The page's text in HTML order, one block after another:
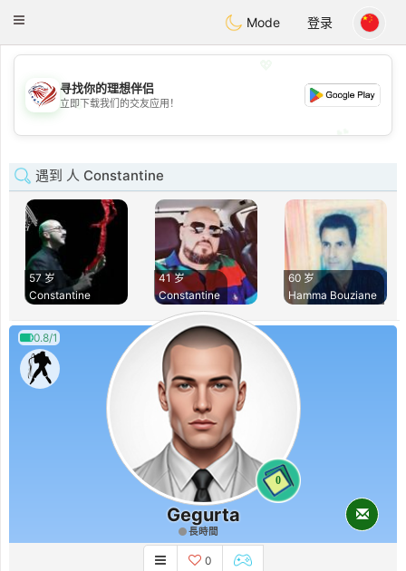
Dating
Toggle
Mode 登录
💖
💕
寻找你的理想伴侣
立即下载我们的交友应用！
遇到 人 Constantine
57 岁
Constantine
41 岁
Constantine
60 岁
Hamma Bouziane
0.8/1
0
Gegurta
長時間
0